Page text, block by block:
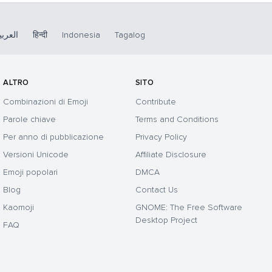
हिन्दी Indonesia Tagalog
ALTRO
Combinazioni di Emoji
Parole chiave
Per anno di pubblicazione
Versioni Unicode
Emoji popolari
Blog
Kaomoji
FAQ
SITO
Contribute
Terms and Conditions
Privacy Policy
Affiliate Disclosure
DMCA
Contact Us
GNOME: The Free Software
Desktop Project